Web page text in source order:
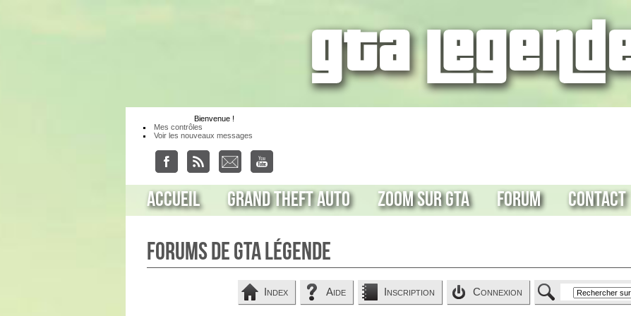
Bienvenue !
Mes contrôles
Voir les nouveaux messages
Accueil Grand Theft Auto Zoom sur GTA Forum Contact
Forums de GTA Légende
Index Aide Inscription Connexion